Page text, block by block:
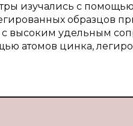
изучались с
образцов
высоким удельным
атомов цинка,